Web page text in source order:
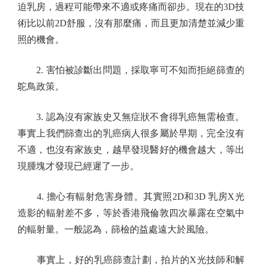
迫乳房，過程可能帶來不適或疼痛而卻步。現在的3D技
術比以前2D舒服，沒有那麼痛，而且更加清楚並減少重
照的機會。
2. 害怕被診斷出問題，採取寧可不知而拒絕篩查的
鴕鳥政策。
3. 認為沒有家族史又無症狀不會得乳癌無需檢查。
事實上我們篩查出的乳癌病人很多屬於早期，完全沒有
不適，也沒有家族史，越早發現醫好的機會越大，等出
現腫塊才發現已經遲了一步。
4. 擔心有輻射危害身體。其實照2D和3D 乳房X光
造影的輻射差不多，等於香港飛倫敦四次暴露在空氣中
的輻射量。一般認為，篩檢的益處遠大於風險。
事實上，好的乳癌篩查計劃，拍片的X光技師和解